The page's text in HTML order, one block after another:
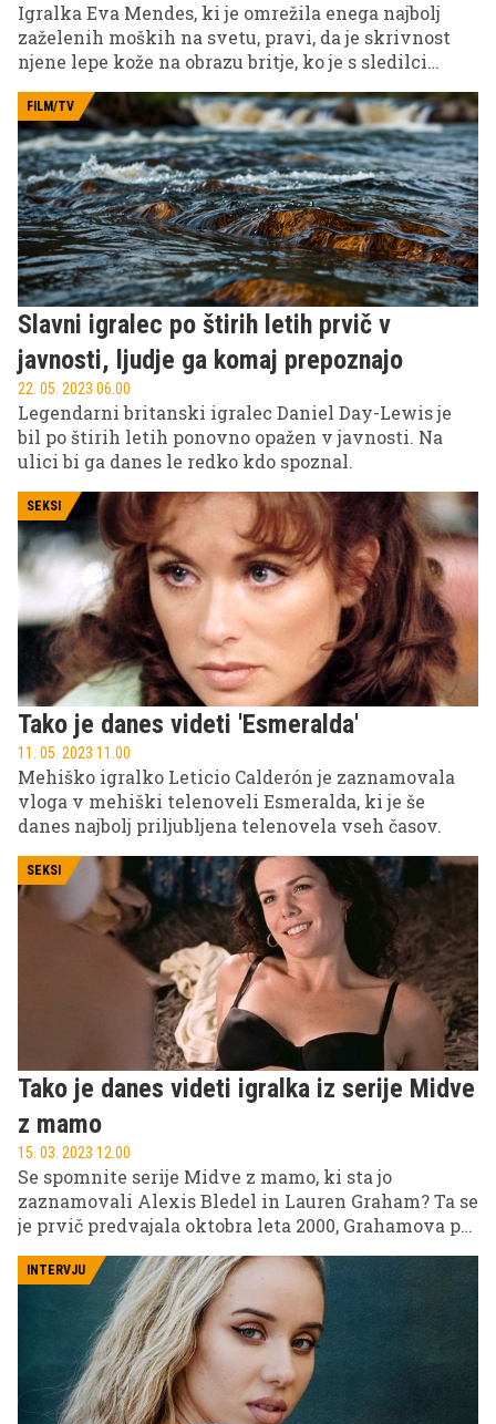
Igralka Eva Mendes, ki je omrežila enega najbolj
zaželenih moških na svetu, pravi, da je skrivnost
njene lepe kože na obrazu britje, ko je s sledilci
FILM/TV
Slavni igralec po štirih letih prvič v
javnosti, ljudje ga komaj prepoznajo
22. 05. 2023 06.00
Legendarni britanski igralec Daniel Day-Lewis je
bil po štirih letih ponovno opažen v javnosti. Na
ulici bi ga danes le redko kdo spoznal.
SEKSI
Tako je danes videti 'Esmeralda'
11. 05. 2023 11.00
Mehiško igralko Leticio Calderón je zaznamovala
vloga v mehiški telenoveli Esmeralda, ki je še
danes najbolj priljubljena telenovela vseh časov.
SEKSI
Tako je danes videti igralka iz serije Midve
z mamo
15. 03. 2023 12.00
Se spomnite serije Midve z mamo, ki sta jo
zaznamovali Alexis Bledel in Lauren Graham? Ta se
je prvič predvajala oktobra leta 2000, Grahamova pa
INTERVJU